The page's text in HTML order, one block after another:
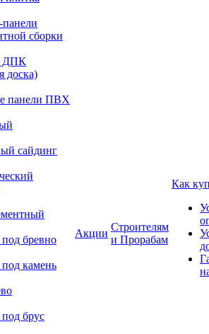
сборки
ДПК
доска)
панели ПВХ
сайдинг
бревно
камень
брус
Акции
Строителям
и Прорабам
Как